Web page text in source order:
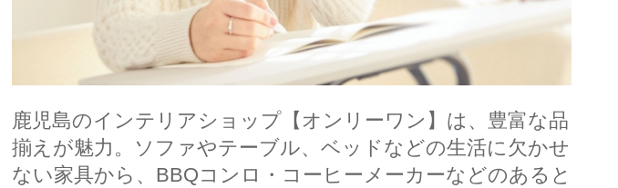
鹿児島のインテリアショップ【オンリーワン】は、 豊富な品
揃えが魅力。ソファやテーブル、ベッドなどの生活に欠かせ
ない家具から、BBQコンロ・コーヒーメーカーなどのあると